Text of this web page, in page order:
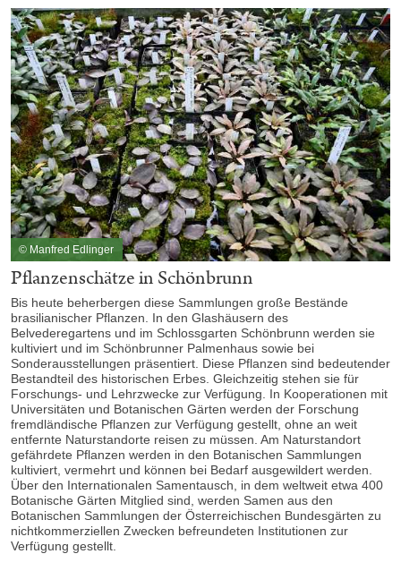
© Manfred Edlinger
Pflanzenschätze in Schönbrunn
Bis heute beherbergen diese Sammlungen große Bestände
brasilianischer Pflanzen. In den Glashäusern des
Belvederegartens und im Schlossgarten Schönbrunn werden sie
kultiviert und im Schönbrunner Palmenhaus sowie bei
Sonderausstellungen präsentiert. Diese Pflanzen sind bedeutender
Bestandteil des historischen Erbes. Gleichzeitig stehen sie für
Forschungs- und Lehrzwecke zur Verfügung. In Kooperationen mit
Universitäten und Botanischen Gärten werden der Forschung
fremdländische Pflanzen zur Verfügung gestellt, ohne an weit
entfernte Naturstandorte reisen zu müssen. Am Naturstandort
gefährdete Pflanzen werden in den Botanischen Sammlungen
kultiviert, vermehrt und können bei Bedarf ausgewildert werden.
Über den Internationalen Samentausch, in dem weltweit etwa 400
Botanische Gärten Mitglied sind, werden Samen aus den
Botanischen Sammlungen der Österreichischen Bundesgärten zu
nichtkommerziellen Zwecken befreundeten Institutionen zur
Verfügung gestellt.